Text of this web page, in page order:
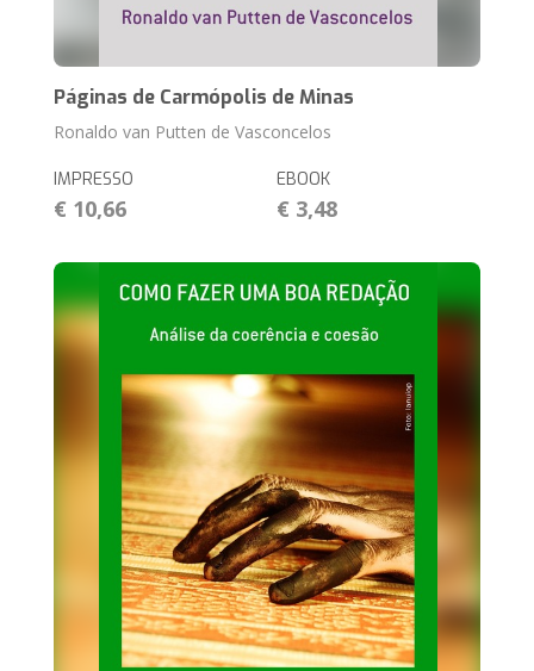
Páginas de Carmópolis de Minas
Ronaldo van Putten de Vasconcelos
IMPRESSO
€ 10,66
EBOOK
€ 3,48